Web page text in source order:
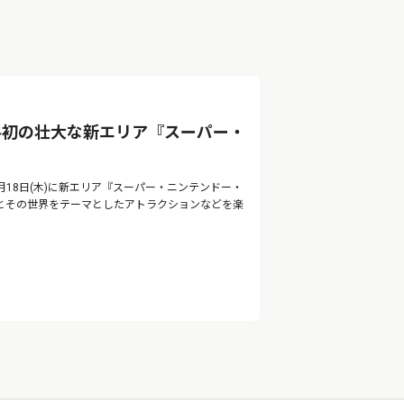
の壮大な新エリア『スーパー・
日(木)に新エリア『スーパー・ニンテンドー・
の世界をテーマとしたアトラクションなどを楽